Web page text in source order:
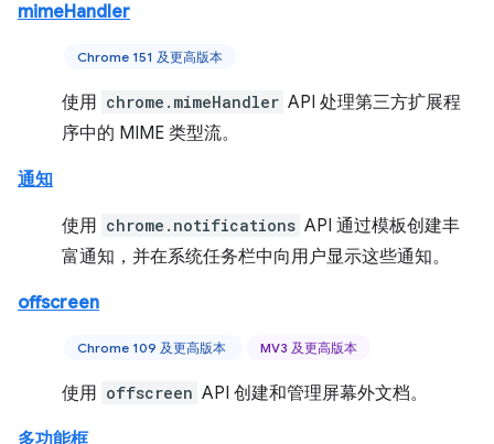
mimeHandler
Chrome 151 及更高版本
使用 chrome.mimeHandler API 处理第三方扩展程
序中的 MIME 类型流。
通知
使用 chrome.notifications API 通过模板创建丰
富通知，并在系统任务栏中向用户显示这些通知。
offscreen
Chrome 109 及更高版本 MV3 及更高版本
使用 offscreen API 创建和管理屏幕外文档。
多功能框